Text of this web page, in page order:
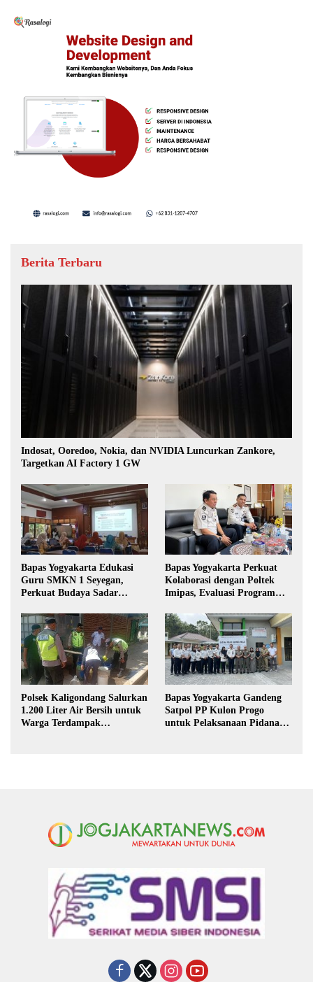
Berita Terbaru
Indosat, Ooredoo, Nokia, dan NVIDIA Luncurkan Zankore,
Targetkan AI Factory 1 GW
Bapas Yogyakarta Edukasi
Guru SMKN 1 Seyegan,
Perkuat Budaya Sadar
Bapas Yogyakarta Perkuat
Kolaborasi dengan Poltek
Imipas, Evaluasi Program
Polsek Kaligondang Salurkan
1.200 Liter Air Bersih untuk
Warga Terdampak
Bapas Yogyakarta Gandeng
Satpol PP Kulon Progo
untuk Pelaksanaan Pidana